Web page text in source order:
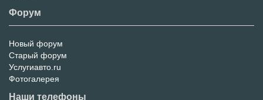
Форум
Форум
Новый форум
Старый форум
Услугиавто.ru
Фотогалерея
Наши телефоны